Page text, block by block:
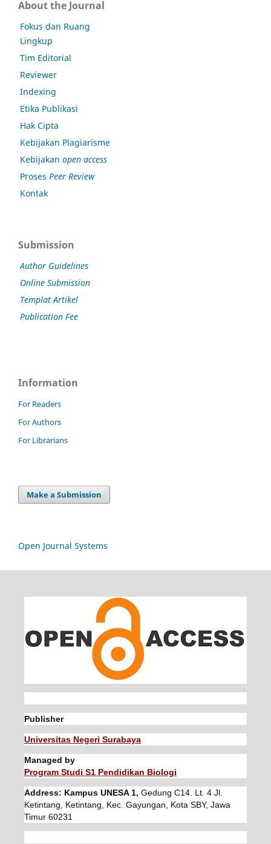
About the Journal
Fokus dan Ruang
Lingkup
Tim Editorial
Reviewer
Indexing
Etika Publikasi
Hak Cipta
Kebijakan Plagiarisme
Kebijakan open access
Proses Peer Review
Kontak
Submission
Author Guidelines
Online Submission
Templat Artikel
Publication Fee
Information
For Readers
For Authors
For Librarians
Make a Submission
Open Journal Systems
Publisher
Universitas Negeri Surabaya
Managed by
Program Studi S1 Pendidikan Biologi
Address: Kampus UNESA 1, Gedung C14. Lt. 4 Jl.
Ketintang, Ketintang, Kec. Gayungan, Kota SBY, Jawa
Timur 60231